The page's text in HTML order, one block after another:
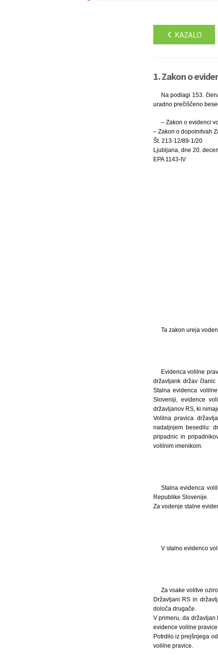
KAZALO
1. Zakon o
Na podlagi 153.
uradno prečiščeno
– Zakon o evidenci
– Zakon o dopolnitvah
Št. 213-12/89-1/20
Ljubljana, dne 20.
EPA 1143-IV
Ta zakon ureja
Evidenca volilne
državljank držav
Stalna evidenca
Sloveniji, evidence
državljanov RS, ki
Volilna pravica
nadaljnjem besedilu:
pripadnic in
volilnim imenikom.
Stalna evidenca
Republike Slovenije.
Za vodenje stalne
V stalno evidenco
Za vsake volitve
Državljani RS in
določa drugače.
V primeru, da
evidence volilne
Potrdilo iz prejšnjega
volilne pravice.